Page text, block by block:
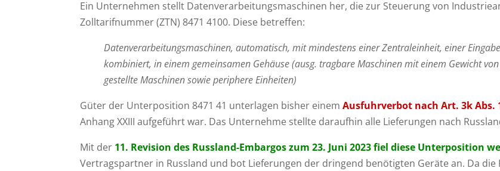
Ein Unternehmen stellt Datenverarbeitungsmaschinen her, die zur Steuerung von
Zolltarifnummer (ZTN) 8471 4100. Diese betreffen:
Datenverarbeitungsmaschinen, automatisch, mit mindestens einer Zentraleinheit, einer
kombiniert, in einem gemeinsamen Gehäuse (ausg. tragbare Maschinen mit einem Gewicht
gestellte Maschinen sowie periphere Einheiten)
Güter der Unterposition 8471 41 unterlagen bisher einemAusfuhrverbot nach Art. 3k Abs.
Anhang XXIII aufgeführt war. Das Unternehme stellte daraufhin alle Lieferungen nach
Mit der 11. Revision des Russland-Embargos zum 23. Juni 2023 fiel diese Unterposition
Vertragspartner in Russland und bot Lieferungen der dringend benötigten Geräte an. Da